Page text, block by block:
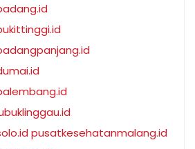
pusatkesehatanmalang.id